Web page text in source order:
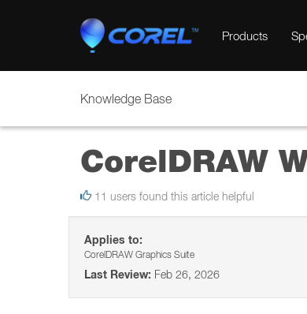
Products
Knowledge Base
CorelDRAW
11 users found this article helpful
Applies to:
CorelDRAW Graphics Suite
Last Review: Feb 26, 2026